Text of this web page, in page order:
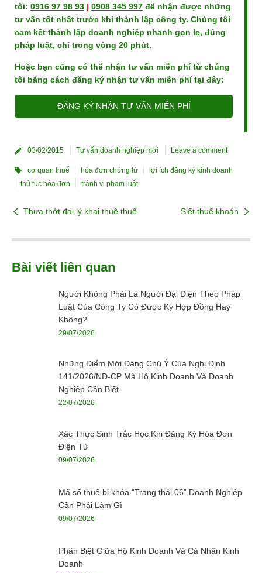
tôi: 0916 97 98 93 | 0908 345 997 để nhận được những
tư vấn tốt nhất trước khi thành lập công ty. Chúng tôi
cam kết thành lập doanh nghiệp nhanh gọn lẹ, đúng
pháp luật, chỉ trong vòng 20 phút.
Hoặc bạn cũng có thể nhận tư vấn miễn phí từ chúng
tôi bằng cách đăng ký nhận tư vấn miễn phí tại đây:
ĐĂNG KÝ NHẬN TƯ VẤN MIỄN PHÍ
03/02/2015 Tư vấn doanh nghiệp mới Leave a comment
cơ quan thuế hóa đơn chứng từ
lợi ích đăng ký kinh doanh
thủ tục hóa đơn
tránh vi phạm luật
Thưa thớt đại lý khai thuê thuế Siết thuế khoán
Bài viết liên quan
Người Không Phải Là Người Đại Diện Theo Pháp
Luật Của Công Ty Có Được Ký Hợp Đồng Hay
Không?
29/07/2026
Những Điểm Mới Đáng Chú Ý Của Nghị Định
141/2026/NĐ-CP Mà Hộ Kinh Doanh Và Doanh
Nghiệp Cần Biết
22/07/2026
Xác Thực Sinh Trắc Học Khi Đăng Ký Hóa Đơn
Điện Tử
09/07/2026
Mã số thuế bị khóa “Trạng thái 06” Doanh Nghiệp
Cần Phải Làm Gì
09/07/2026
Phân Biệt Giữa Hộ Kinh Doanh Và Cá Nhân Kinh
Doanh